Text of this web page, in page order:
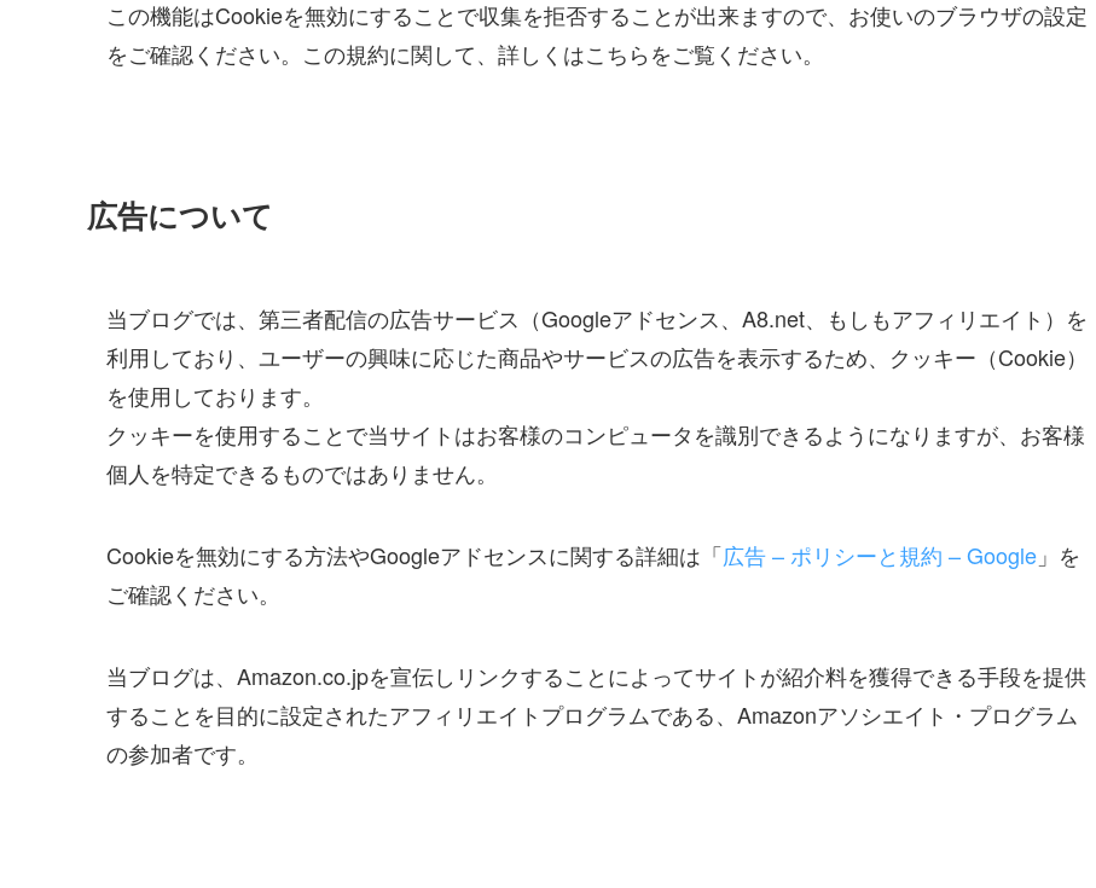
この機能はCookieを無効にすることで収集を拒否することが出来ますので、お使いのブラウザの設定
をご確認ください。この規約に関して、詳しくはこちらをご覧ください。
広告について
当ブログでは、第三者配信の広告サービス（Googleアドセンス、A8.net、もしもアフィリエイト）を
利用しており、ユーザーの興味に応じた商品やサービスの広告を表示するため、クッキー（Cookie）
を使用しております。
クッキーを使用することで当サイトはお客様のコンピュータを識別できるようになりますが、お客様
個人を特定できるものではありません。
Cookieを無効にする方法やGoogleアドセンスに関する詳細は「広告 – ポリシーと規約 – Google 」を
ご確認ください。
当ブログは、Amazon.co.jpを宣伝しリンクすることによってサイトが紹介料を獲得できる手段を提供
することを目的に設定されたアフィリエイトプログラムである、Amazonアソシエイト・プログラム
の参加者です。